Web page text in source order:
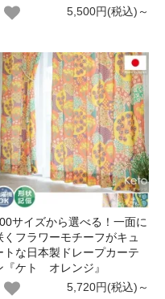
5,500円(税込)～
サイズから選べる！一面に
くフラワーモチーフがキュ
トな日本製ドレープカーテ
『ケト オレンジ』
5,720円(税込)～